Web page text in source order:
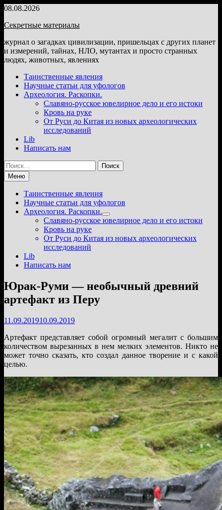
Перейти
содержимому
08.08.2026
Секретные материалы
журнал о загадках цивилизации, пришельцах с других планет
и измерений, тайнах, НЛО, мутантах и просто странных
людях, животных, явлениях
Таинственные явления
Научные статьи для уфологов
Археология. Раскопки.
Славяно-русское ювелирное дело и его истоки
Кровь на руке
От Руси до Китая из новых археологических
исследований
Lib
Написать нам
Найти:
Меню
Таинственные явления
Научные статьи для уфологов
Археология. Раскопки.
Показать
подменю
Славяно-русское ювелирное дело и его истоки
Кровь на руке
От Руси до Китая из новых археологических
исследований
Lib
Написать нам
Юрак-Руми — необычный древний
артефакт из Перу
11.09.201910.09.2019
Артефакт представляет собой огромный мегалит с большим
количеством вырезанных в нем мелких элементов. Никто не
может точно сказать, кто создал данное творение и с какой
целью.